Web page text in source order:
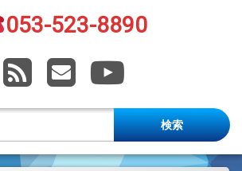
053-523-8890
RSSメールアドレス
YouTube
検索: